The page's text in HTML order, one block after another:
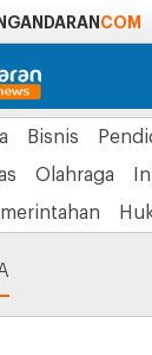
COM
Bisnis
Olahraga